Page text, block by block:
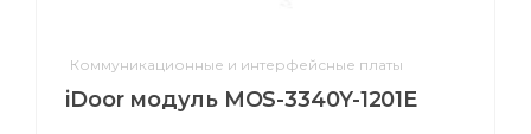
Коммуникационные и интерфейсные платы
iDoor модуль MOS-3340Y-1201E